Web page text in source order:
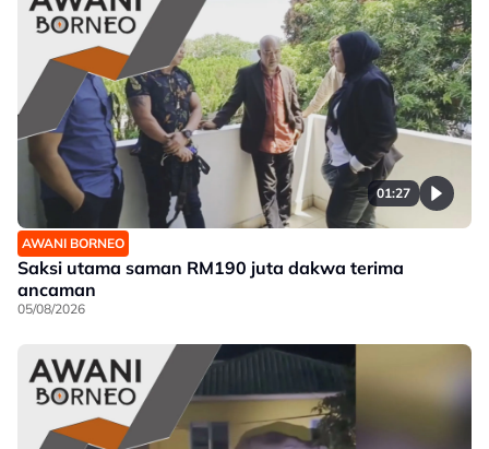
01:27
AWANI BORNEO
Saksi utama saman RM190 juta dakwa terima
ancaman
05/08/2026